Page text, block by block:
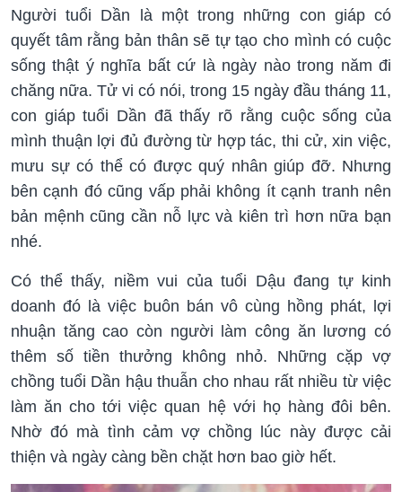
Người tuổi Dần là một trong những con giáp có
quyết tâm rằng bản thân sẽ tự tạo cho mình có cuộc
sống thật ý nghĩa bất cứ là ngày nào trong năm đi
chăng nữa. Tử vi có nói, trong 15 ngày đầu tháng 11,
con giáp tuổi Dần đã thấy rõ rằng cuộc sống của
mình thuận lợi đủ đường từ hợp tác, thi cử, xin việc,
mưu sự có thể có được quý nhân giúp đỡ. Nhưng
bên cạnh đó cũng vấp phải không ít cạnh tranh nên
bản mệnh cũng cần nỗ lực và kiên trì hơn nữa bạn
nhé.
Có thể thấy, niềm vui của tuổi Dậu đang tự kinh
doanh đó là việc buôn bán vô cùng hồng phát, lợi
nhuận tăng cao còn người làm công ăn lương có
thêm số tiền thưởng không nhỏ. Những cặp vợ
chồng tuổi Dần hậu thuẫn cho nhau rất nhiều từ việc
làm ăn cho tới việc quan hệ với họ hàng đôi bên.
Nhờ đó mà tình cảm vợ chồng lúc này được cải
thiện và ngày càng bền chặt hơn bao giờ hết.